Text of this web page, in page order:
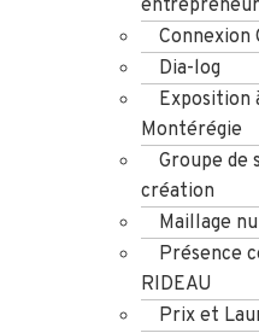
Connexion
Dia-log
Exposition
Montérégie
Groupe de
création
Maillage
Présence
RIDEAU
Prix et